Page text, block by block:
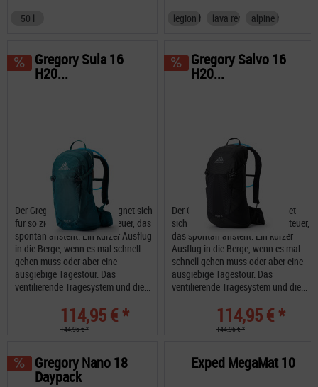
50 l legion bluelava red alpine black
Der Gregory Sula 16 H20 eignet sich
für so ziemlich jedes Abenteuer, das
spontan ansteht. Ein kurzer Ausflug
in die Berge, wenn es mal schnell
gehen muss oder aber eine
ausgiebige Tagestour. Das
ventilierende Tragesystem und die...
114,95 € *
144,95 € *
Gregory Sula 16
H20...
Der Gregory Salvo 16 H20 eignet
sich für so ziemlich jedes Abenteuer,
das spontan ansteht. Ein kurzer
Ausflug in die Berge, wenn es mal
schnell gehen muss oder aber eine
ausgiebige Tagestour. Das
ventilierende Tragesystem und die...
114,95 € *
144,95 € *
Gregory Salvo 16
H20...
Gregory Nano 18
Daypack
Exped MegaMat 10